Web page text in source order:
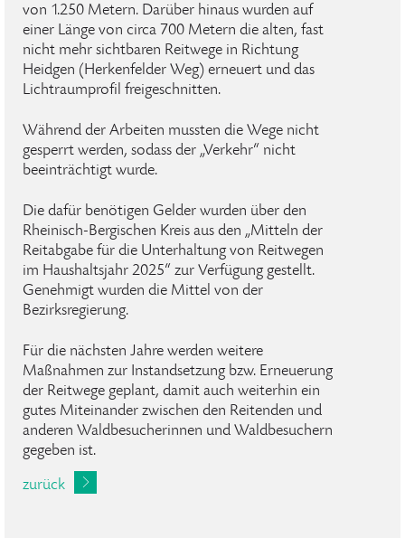
von 1.250 Metern. Darüber hinaus wurden auf
einer Länge von circa 700 Metern die alten, fast
nicht mehr sichtbaren Reitwege in Richtung
Heidgen (Herkenfelder Weg) erneuert und das
Lichtraumprofil freigeschnitten.
Während der Arbeiten mussten die Wege nicht
gesperrt werden, sodass der „Verkehr“ nicht
beeinträchtigt wurde.
Die dafür benötigen Gelder wurden über den
Rheinisch-Bergischen Kreis aus den „Mitteln der
Reitabgabe für die Unterhaltung von Reitwegen
im Haushaltsjahr 2025“ zur Verfügung gestellt.
Genehmigt wurden die Mittel von der
Bezirksregierung.
Für die nächsten Jahre werden weitere
Maßnahmen zur Instandsetzung bzw. Erneuerung
der Reitwege geplant, damit auch weiterhin ein
gutes Miteinander zwischen den Reitenden und
anderen Waldbesucherinnen und Waldbesuchern
gegeben ist.
zurück